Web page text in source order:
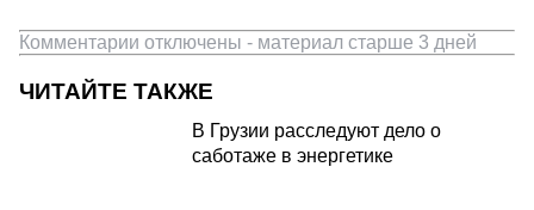
Комментарии отключены - материал старше 3 дней
ЧИТАЙТЕ ТАКЖЕ
В Грузии расследуют дело о
саботаже в энергетике